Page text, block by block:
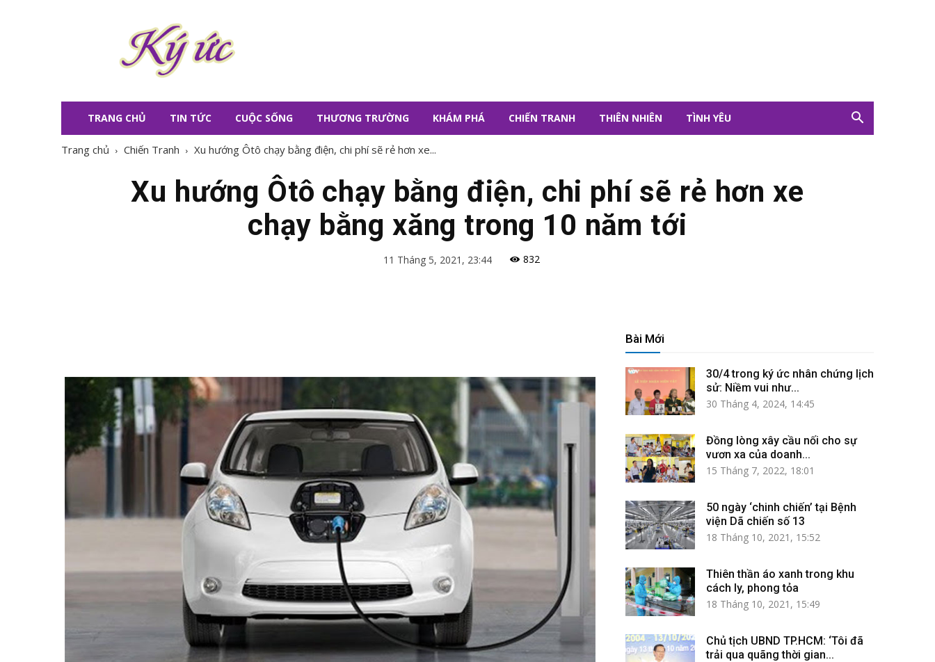
TRANG CHỦ TIN TỨC CUỘC SỐNG THƯƠNG TRƯỜNG KHÁM PHÁ CHIẾN TRANH THIÊN NHIÊN TÌNH YÊU
Trang chủ Chiến Tranh Xu hướng Ôtô chạy bằng điện, chi phí sẽ rẻ hơn xe...
Xu hướng Ôtô chạy bằng điện, chi phí sẽ rẻ hơn xe
chạy bằng xăng trong 10 năm tới
11 Tháng 5, 2021, 23:44 832
Bài Mới
30/4 trong ký ức nhân chứng lịch
sử: Niềm vui như...
30 Tháng 4, 2024, 14:45
Đồng lòng xây cầu nối cho sự
vươn xa của doanh...
15 Tháng 7, 2022, 18:01
50 ngày ‘chinh chiến’ tại Bệnh
viện Dã chiến số 13
18 Tháng 10, 2021, 15:52
Thiên thần áo xanh trong khu
cách ly, phong tỏa
18 Tháng 10, 2021, 15:49
Chủ tịch UBND TP.HCM: ‘Tôi đã
trải qua quãng thời gian...